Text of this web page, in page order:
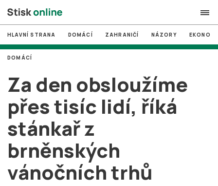
search
# MUNI
# Brno
# volby
login PŘIHLÁSIT SE
Zapomněli jste heslo?
HLAVNÍ STRANA DOMÁCÍ ZAHRANIČÍ NÁZORY
Za den obsloužíme
přes tisíc lidí, říká
stánkař z
brněnských
vánočních trhů
DOMÁCÍ